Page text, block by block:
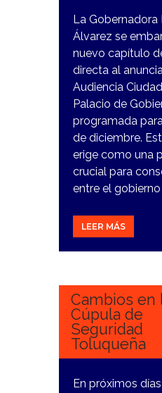
La Gobernadora
Álvarez se
nuevo capítulo
directa al
Audiencia
Palacio de
programada
de diciembre.
erige como una
crucial para
entre el gobierno
LEER MÁS
18
Cambios en
Cúpula de
Seguridad
Toluqueña
En próximos